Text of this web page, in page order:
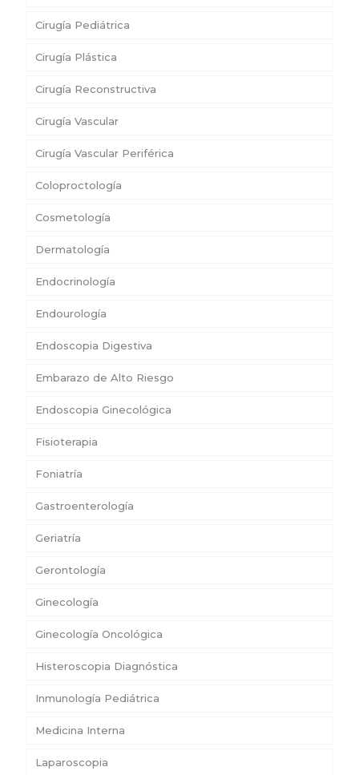
Cirugía Pediátrica
Cirugía Plástica
Cirugía Reconstructiva
Cirugía Vascular
Cirugía Vascular Periférica
Coloproctología
Cosmetología
Dermatología
Endocrinología
Endourología
Endoscopia Digestiva
Embarazo de Alto Riesgo
Endoscopia Ginecológica
Fisioterapia
Foniatría
Gastroenterología
Geriatría
Gerontología
Ginecología
Ginecología Oncológica
Histeroscopia Diagnóstica
Inmunología Pediátrica
Medicina Interna
Laparoscopia